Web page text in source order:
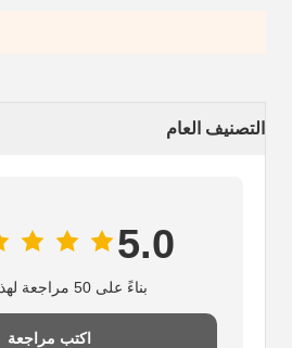
التصنيف العام
5.0
بناءً على 50 مراجعة لهذا المورد
اكتب مراجعة